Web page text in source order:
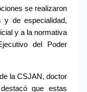
se realizaron
y de especialidad,
y a la normativa
del Poder
la CSJAN, doctor
que estas